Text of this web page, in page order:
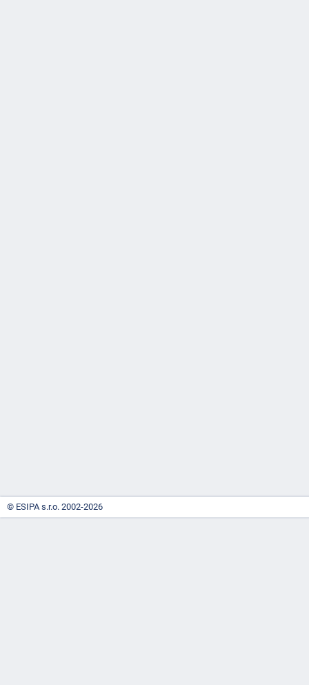
© ESIPA s.r.o. 2002-2026